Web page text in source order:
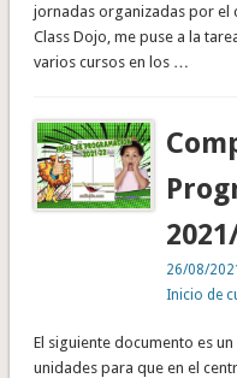
jornadas organizadas por el
Class Dojo, me puse a la
varios cursos en los …
26/08/
Inicio de
El siguiente documento es
unidades para que en el